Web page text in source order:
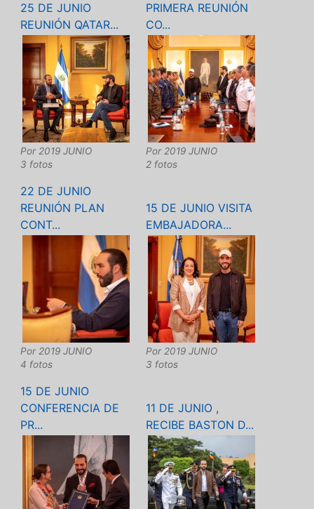
25 DE JUNIO
REUNIÓN QATAR...
Por 2019 JUNIO
3 fotos
PRIMERA REUNIÓN
CO...
Por 2019 JUNIO
2 fotos
22 DE JUNIO
REUNIÓN PLAN
CONT...
Por 2019 JUNIO
4 fotos
15 DE JUNIO VISITA
EMBAJADORA...
Por 2019 JUNIO
3 fotos
15 DE JUNIO
CONFERENCIA DE
PR...
11 DE JUNIO ,
RECIBE BASTON D...